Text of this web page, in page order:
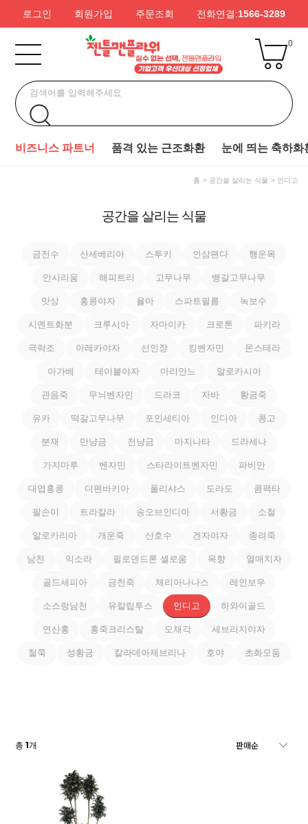
로그인 회원가입 주문조회 전화연결:1566-3289
0
비즈니스 파트너 품격 있는 근조화환 눈에 띄는 축하화
홈 공간을 살리는 식물 인디고
공간을 살리는 식물
금전수 산세베리아 스투키 인삼팬다 행운목
안시리움 해피트리 고무나무 뱅갈고무나무
맛상 홍콩야자 율마 스파트필름 녹보수
시멘트화분 크루시아 자마이카 크로톤 파키라
극락조 아레카야자 선인장 킹벤자민 몬스테라
아가베 테이블야자 마리안느 알로카시아
관음죽 무늬벤자민 드라코 자바 황금죽
유카 떡갈고무나무 포인세티아 인디아 콩고
분재 만냥금 천냥금 마지나타 드라세나
가지마루 벤자민 스타라이트벤자민 파비안
대엽홍콩 디펜바키아 폴리샤스 도라도 콤팩타
팔손이 트라칼라 송오브인디아 서황금 소철
알로카리아 개운죽 산호수 겐자야자 종려죽
남천 익소라 필로덴드론 셀로움 목향 열매치자
골드세피아 금천죽 체리아나나스 레인보우
소스랑남천 유칼립투스 인디고 하와이골드
연산홍 홍죽크리스탈 오채각 세브리지야자
철쭉 성황금 칼라데아제브리나 호야 초화모둠
총1개